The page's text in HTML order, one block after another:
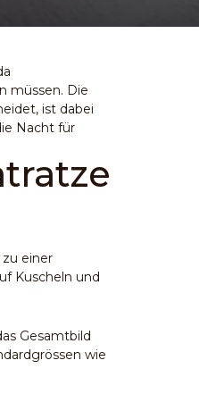
müssen. Die
ist dabei
Nacht für
zu einer
Kuscheln und
Gesamtbild
wie